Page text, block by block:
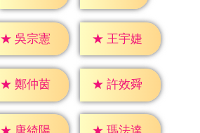
★ 吳宗憲 ★ 王宇婕
★ 鄭仲茵 ★ 許效舜